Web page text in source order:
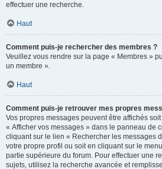
effectuer une recherche.
Haut
Comment puis-je rechercher des membres ?
Veuillez vous rendre sur la page « Membres »
un membre ».
Haut
Comment puis-je retrouver mes propres
Vos propres messages peuvent être affichés
« Afficher vos messages » dans le panneau de
cliquant sur le lien « Rechercher les messages
votre propre profil ou soit en cliquant sur le
partie supérieure du forum. Pour effectuer une
sujets, utilisez la recherche avancée et